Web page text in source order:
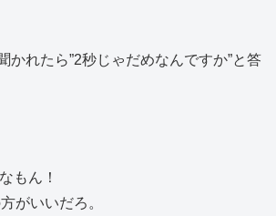
かれたら”2秒じゃだめなんですか”と答
もん！
がいいだろ。